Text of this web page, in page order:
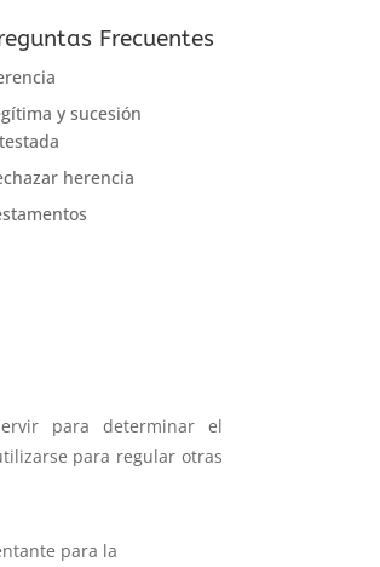
Frecuentes
y sucesión
herencia
para determinar el
para regular otras
para la